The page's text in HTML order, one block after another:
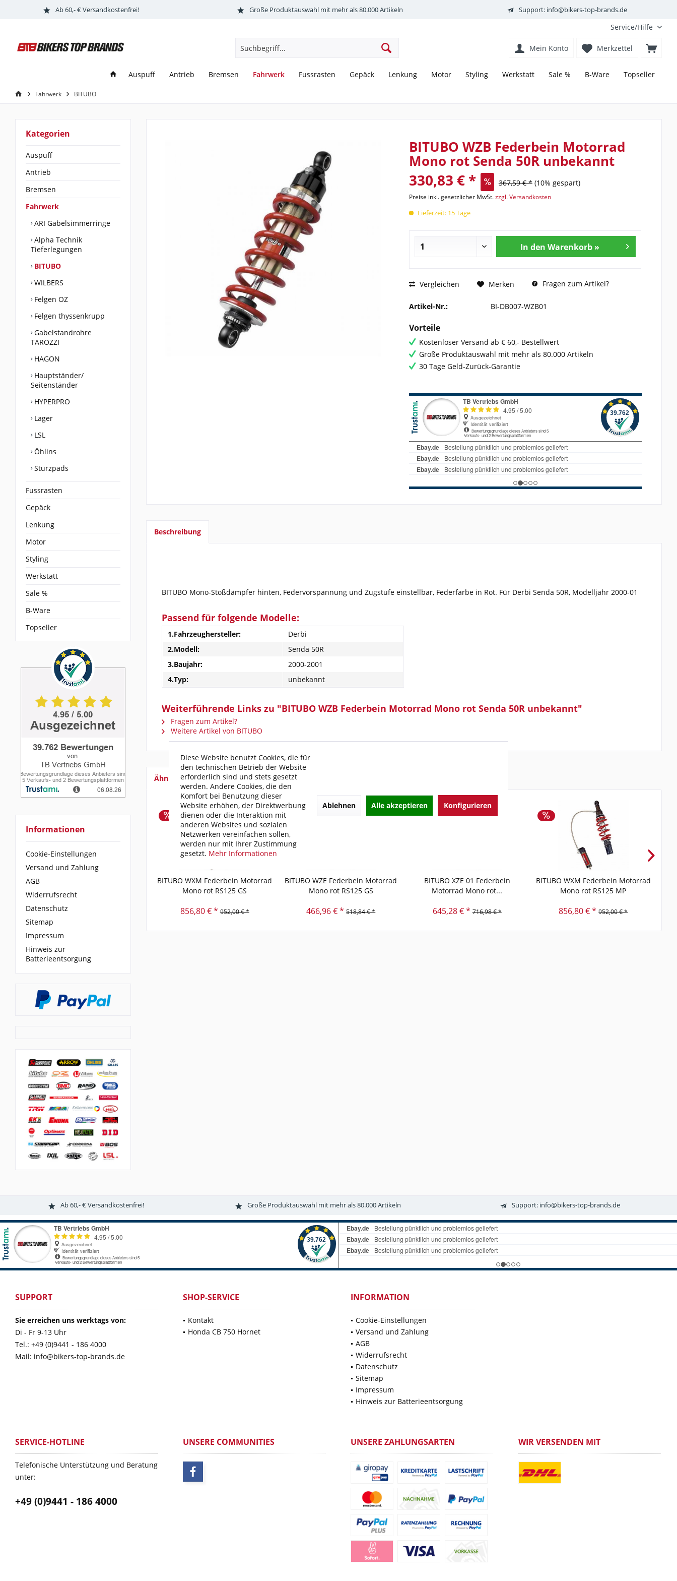
Ab 60,- € Versandkostenfrei! Große Produktauswahl mit mehr als 80.000 Artikeln Support: info@bikers-top-brands.de
Service/Hilfe
Merkzettel
Mein Konto
Auspuff Antrieb Bremsen Fahrwerk Fussrasten Gepäck Lenkung Motor Styling Werkstatt Sale % B-Ware Topseller
Fahrwerk BITUBO
Kategorien
Auspuff
Antrieb
Bremsen
Fahrwerk
ARI Gabelsimmerringe
Alpha Technik
Tieferlegungen
BITUBO
WILBERS
Felgen OZ
Felgen thyssenkrupp
Gabelstandrohre
TAROZZI
HAGON
Hauptständer/
Seitenständer
HYPERPRO
Lager
LSL
Öhlins
Sturzpads
Fussrasten
Gepäck
Lenkung
Motor
Styling
Werkstatt
Sale %
B-Ware
Topseller
Informationen
Cookie-Einstellungen
Versand und Zahlung
AGB
Widerrufsrecht
Datenschutz
Sitemap
Impressum
Hinweis zur
Batterieentsorgung
BITUBO WZB Federbein Motorrad
Mono rot Senda 50R unbekannt
330,83 € * 367,59 € * (10% gespart)
Preise inkl. gesetzlicher MwSt.zzgl. Versandkosten
Lieferzeit: 15 Tage
In den Warenkorb »
Vergleichen Merken Fragen zum Artikel?
Artikel-Nr.: BI-DB007-WZB01
Vorteile
Kostenloser Versand ab € 60,- Bestellwert
Große Produktauswahl mit mehr als 80.000 Artikeln
30 Tage Geld-Zurück-Garantie
Beschreibung
BITUBO Mono-Stoßdämpfer hinten, Federvorspannung und Zugstufe einstellbar, Federfarbe in Rot. Für Derbi Senda 50R, Modelljahr 2000-01
Passend für folgende Modelle:
1.Fahrzeughersteller:
Derbi
2.Modell:
Senda 50R
3.Baujahr:
2000-2001
4.Typ:
unbekannt
Weiterführende Links zu "BITUBO WZB Federbein Motorrad Mono rot Senda 50R unbekannt"
Fragen zum Artikel?
Weitere Artikel von BITUBO
Ähnliche Artikel
BITUBO WXM Federbein Motorrad
Mono rot RS125 GS
856,80 € * 952,00 € *
BITUBO WZE Federbein Motorrad
Mono rot RS125 GS
466,96 € * 518,84 € *
BITUBO XZE 01 Federbein
Motorrad Mono rot...
645,28 € * 716,98 € *
BITUBO WXM Federbein Motorrad
Mono rot RS125 MP
856,80 € * 952,00 € *
Ab 60,- € Versandkostenfrei! Große Produktauswahl mit mehr als 80.000 Artikeln Support: info@bikers-top-brands.de
SUPPORT
Sie erreichen uns werktags von:
Di - Fr 9-13 Uhr
Tel.: +49 (0)9441 - 186 4000
Mail: info@bikers-top-brands.de
SHOP-SERVICE
Kontakt
Honda CB 750 Hornet
INFORMATION
Cookie-Einstellungen
Versand und Zahlung
AGB
Widerrufsrecht
Datenschutz
Sitemap
Impressum
Hinweis zur Batterieentsorgung
SERVICE-HOTLINE
Telefonische Unterstützung und Beratung
unter:
+49 (0)9441 - 186 4000
UNSERE COMMUNITIES UNSERE ZAHLUNGSARTEN WIR VERSENDEN MIT
Diese Website benutzt Cookies, die für
den technischen Betrieb der Website
erforderlich sind und stets gesetzt
werden. Andere Cookies, die den
Komfort bei Benutzung dieser
Website erhöhen, der Direktwerbung
dienen oder die Interaktion mit
anderen Websites und sozialen
Netzwerken vereinfachen sollen,
werden nur mit Ihrer Zustimmung
gesetzt. Mehr Informationen
Ablehnen Alle akzeptieren Konfigurieren